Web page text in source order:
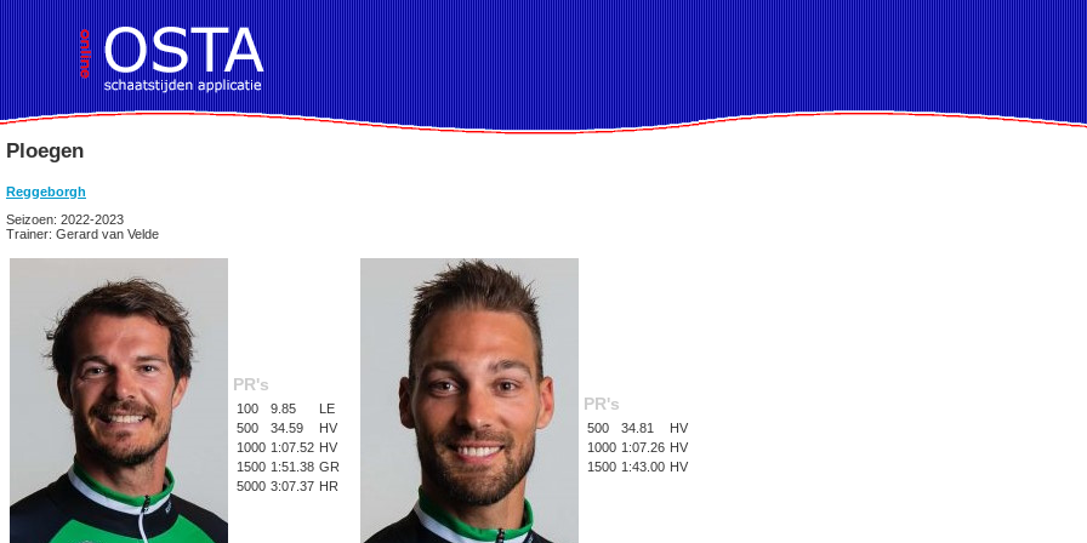
Ploegen
Reggeborgh
Seizoen: 2022-2023
Trainer: Gerard van Velde
PR's
100 9.85
LE
500
34.59
HV
1000 1:07.52 HV
1500 1:51.38 GR
5000 3:07.37 HR
PR's
500 34.81
HV
1000 1:07.26 HV
1500 1:43.00 HV